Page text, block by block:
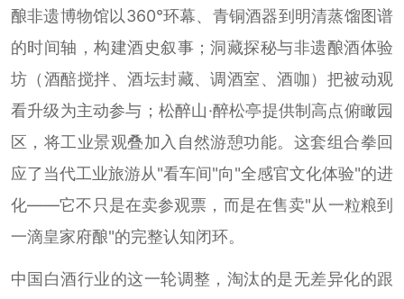
酿非遗博物馆以360°环幕、青铜酒器到明清蒸馏图谱
的时间轴，构建酒史叙事；洞藏探秘与非遗酿酒体验
坊（酒醅搅拌、酒坛封藏、调酒室、酒咖）把被动观
看升级为主动参与；松醉山·醉松亭提供制高点俯瞰园
区，将工业景观叠加入自然游憩功能。这套组合拳回
应了当代工业旅游从"看车间"向"全感官文化体验"的进
化——它不只是在卖参观票，而是在售卖"从一粒粮到
一滴皇家府酿"的完整认知闭环。
中国白酒行业的这一轮调整，淘汰的是无差异化的跟